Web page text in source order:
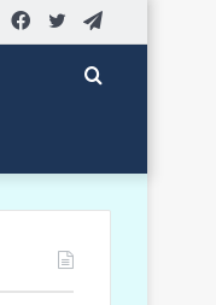
Twitter
Facebook
Search